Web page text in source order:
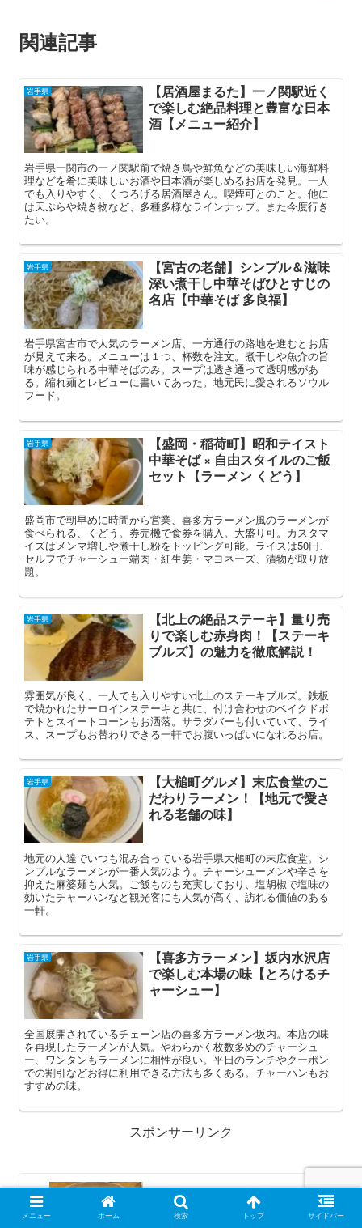
関連記事
岩手県
【居酒屋まるた】一ノ関駅近く
で楽しむ絶品料理と豊富な日本
酒【メニュー紹介】
岩手県一関市の一ノ関駅前で焼き鳥や鮮魚などの美味しい海鮮料
理などを肴に美味しいお酒や日本酒が楽しめるお店を発見。一人
でも入りやすく、くつろげる居酒屋さん。喫煙可とのこと。他に
は天ぷらや焼き物など、多種多様なラインナップ。また今度行き
たい。
岩手県
【宮古の老舗】シンプル＆滋味
深い煮干し中華そばひとすじの
名店【中華そば 多良福】
岩手県宮古市で人気のラーメン店、一方通行の路地を進むとお店
が見えて来る。メニューは１つ、杯数を注文。煮干しや魚介の旨
味が感じられる中華そばのみ。スープは透き通って透明感があ
る。縮れ麺とレビューに書いてあった。地元民に愛されるソウル
フード。
岩手県
【盛岡・稲荷町】昭和テイスト
中華そば × 自由スタイルのご飯
セット【ラーメン くどう】
盛岡市で朝早めに時間から営業、喜多方ラーメン風のラーメンが
食べられる、くどう。券売機で食券を購入。大盛り可。カスタマ
イズはメンマ増しや煮干し粉をトッピング可能。ライスは50円、
セルフでチャーシュー端肉・紅生姜・マヨネーズ、漬物が取り放
題。
岩手県
【北上の絶品ステーキ】量り売
りで楽しむ赤身肉！【ステーキ
ブルズ】の魅力を徹底解説！
雰囲気が良く、一人でも入りやすい北上のステーキブルズ。鉄板
で焼かれたサーロインステーキと共に、付け合わせのベイクドポ
テトとスイートコーンもお洒落。サラダバーも付いていて、ライ
ス、スープもお替わりできる一軒でお腹いっぱいになれるお店。
岩手県
【大槌町グルメ】末広食堂のこ
だわりラーメン！【地元で愛さ
れる老舗の味】
地元の人達でいつも混み合っている岩手県大槌町の末広食堂。シ
ンプルなラーメンが一番人気のよう。チャーシューメンや辛さを
抑えた麻婆麺も人気。ご飯ものも充実しており、塩胡椒で塩味の
効いたチャーハンなど観光客にも人気が高く、訪れる価値のある
一軒。
岩手県
【喜多方ラーメン】坂内水沢店
で楽しむ本場の味【とろけるチ
ャーシュー】
全国展開されているチェーン店の喜多方ラーメン坂内。本店の味
を再現したラーメンが人気。やわらかく枚数多めのチャーシュ
ー、ワンタンもラーメンに相性が良い。平日のランチやクーポン
での割引などお得に利用できる方法も多くある。チャーハンもお
すすめの味。
スポンサーリンク
【北四番丁駅3分】10年継ぎ足しタレの
炭火串＆地酒が楽しめる名店【とんが
らし二日町本店】
メニュー ホーム 検索 トップ サイドバー